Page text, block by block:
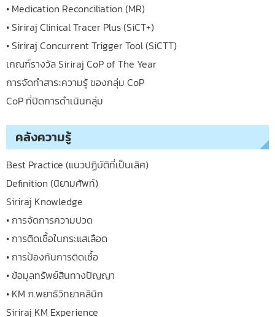
• Medication Reconciliation (MR)
• Siriraj Clinical Tracer Plus (SiCT+)
• Siriraj Concurrent Trigger Tool (SiCTT)
เกณฑ์รางวัล Siriraj CoP of The Year
การจัดทำสาระความรู้ ของกลุ่ม CoP
CoP ที่ปิดการดำเนินกลุ่ม
คลังความรู้
Best Practice (แนวปฏิบัติที่เป็นเลิศ)
Definition (นิยามศัพท์)
Siriraj Knowledge
• การจัดการความปวด
• การติดเชื้อในกระแสเลือด
• การป้องกันการติดเชื้อ
• ข้อมูลทรัพย์สินทางปัญญา
• KM ภ.พยาธิวิทยาคลินิก
Siriraj KM Experience